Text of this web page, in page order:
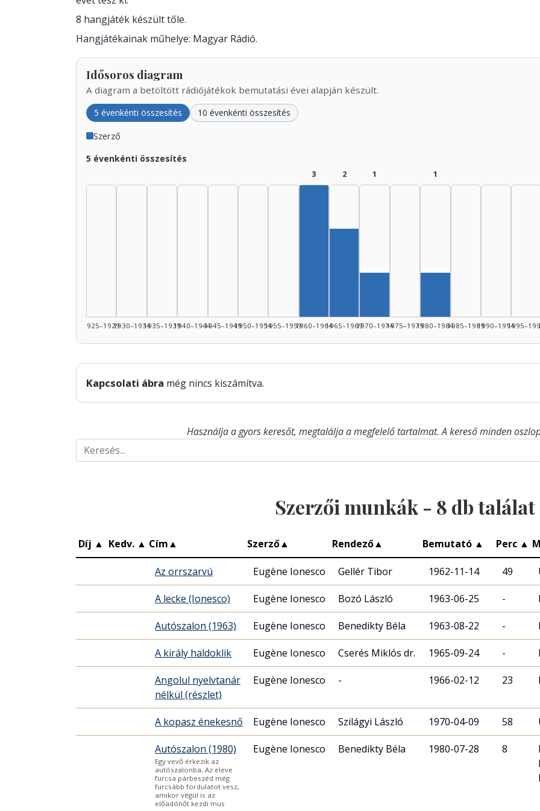
8 hangjáték készült tőle.
Hangjátékainak műhelye: Magyar Rádió.
Idősoros diagram
A diagram a betöltött rádiójátékok bemutatási évei alapján készült.
5 évenkénti összesítés 10 évenkénti összesítés
Szerző
5 évenkénti összesítés
1925–19291930–19341935–19391940–19441945–19491950–19541955–1959
3
1960–1964
2
1965–1969
1
1970–19741975–1979
1
1980–19841985–19891990–1994
Kapcsolati ábra még nincs kiszámítva.
Használja a gyors keresőt, megtalálja a megfelelő tartalmat. A kereső minden
Szerzői munkák - 8 db találat
Díj ▲ Kedv. ▲ Cím▲ Szerző▲ Rendező▲ Bemutató ▲ Perc ▲
Az orrszarvú Eugène Ionesco Gellér Tibor 1962-11-14 49
A lecke (Ionesco) Eugène Ionesco Bozó László 1963-06-25 -
Autószalon (1963) Eugène Ionesco Benedikty Béla 1963-08-22 -
A király haldoklik Eugène Ionesco Cserés Miklós dr. 1965-09-24 -
Angolul nyelvtanár
nélkül (részlet)
Eugène Ionesco - 1966-02-12 23
A kopasz énekesnő Eugène Ionesco Szilágyi László 1970-04-09 58
Autószalon (1980)
Egy vevő érkezik az
autószalonba, Az eleve
furcsa párbeszéd még
furcsább fordulatot vesz,
amikor végül is az
előadónőt kezdi mus
Eugène Ionesco Benedikty Béla 1980-07-28 8